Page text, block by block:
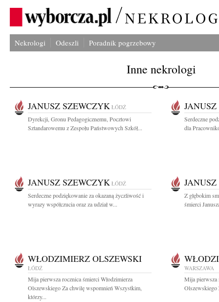
Nekrologi Odeszli Poradnik pogrzebowy
Inne nekrologi
JANUSZ SZEWCZYK ŁÓDŹ
Dyrekcji, Gronu Pedagogicznemu, Pocztowi
Sztandarowemu z Zespołu Państwowych Szkół...
Serdeczne
dla
JANUSZ SZEWCZYK ŁÓDŹ
Serdeczne podziękowanie za okazaną życzliwość i
wyrazy współczucia oraz za udział w...
Z głębokim
śmierci
WŁODZIMIERZ OLSZEWSKI
ŁÓDŹ
Mija pierwsza rocznica śmierci Włodzimierza
Olszewskiego Za chwilę wspomnień Wszystkim,
którzy...
WARSZAWA
Mija pierwsza